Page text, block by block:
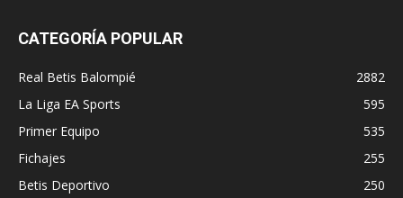
CATEGORÍA POPULAR
Real Betis Balompié
2882
La Liga EA Sports
595
Primer Equipo
535
Fichajes
255
Betis Deportivo
250